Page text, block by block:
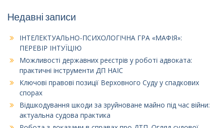
Недавні записи
ІНТЕЛЕКТУАЛЬНО-ПСИХОЛОГІЧНА ГРА «МАФІЯ»:
ПЕРЕВІР ІНТУЇЦІЮ
Можливості державних реєстрів у роботі адвоката:
практичні інструменти ДП НАІС
Ключові правові позиції Верховного Суду у спадкових
спорах
Відшкодування шкоди за зруйноване майно під час війни:
актуальна судова практика